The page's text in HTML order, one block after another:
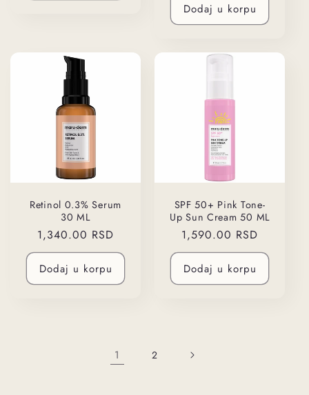
Dodaj u korpu
Retinol 0.3% Serum
30 ML
Regularna
cena
1,340.00 RSD
Dodaj u korpu
SPF 50+ Pink Tone-
Up Sun Cream 50 ML
Regularna
cena
1,590.00 RSD
Dodaj u korpu
1 2